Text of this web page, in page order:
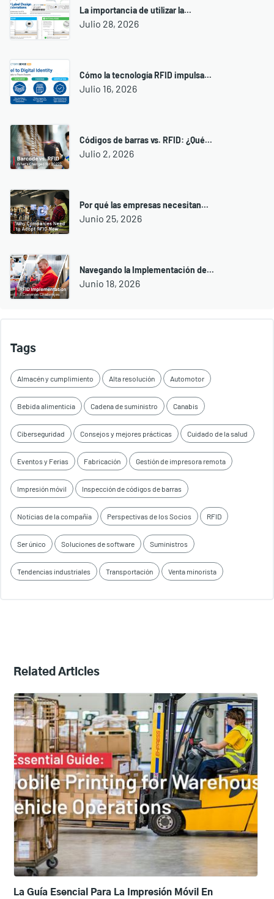
La importancia de utilizar la...
Julio 28, 2026
Cómo la tecnología RFID impulsa...
Julio 16, 2026
Códigos de barras vs. RFID: ¿Qué...
Julio 2, 2026
Por qué las empresas necesitan...
Junio 25, 2026
Navegando la Implementación de...
Junio 18, 2026
Tags
Almacén y cumplimiento Alta resolución Automotor
Bebida alimenticia Cadena de suministro Canabis
Ciberseguridad Consejos y mejores prácticas Cuidado de la salud
Eventos y Ferias Fabricación Gestión de impresora remota
Impresión móvil Inspección de códigos de barras
Noticias de la compañía Perspectivas de los Socios RFID
Ser único Soluciones de software Suministros
Tendencias industriales Transportación Venta minorista
Related Articles
La Guía Esencial Para La Impresión Móvil En